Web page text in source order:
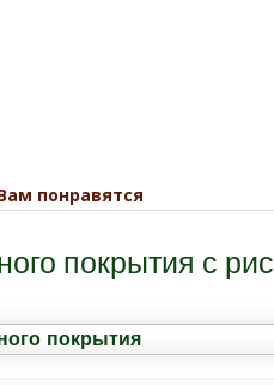
понравятся
покрытия с
покрытия